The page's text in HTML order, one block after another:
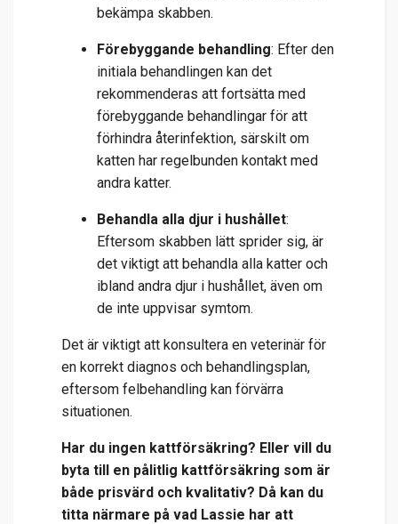
bekämpa skabben.
Förebyggande behandling: Efter den
initiala behandlingen kan det
rekommenderas att fortsätta med
förebyggande behandlingar för att
förhindra återinfektion, särskilt om
katten har regelbunden kontakt med
andra katter.
Behandla alla djur i hushållet:
Eftersom skabben lätt sprider sig, är
det viktigt att behandla alla katter och
ibland andra djur i hushållet, även om
de inte uppvisar symtom.
Det är viktigt att konsultera en veterinär för
en korrekt diagnos och behandlingsplan,
eftersom felbehandling kan förvärra
situationen.
Har du ingen kattförsäkring? Eller vill du
byta till en pålitlig kattförsäkring som är
både prisvärd och kvalitativ? Då kan du
titta närmare på vad Lassie har att